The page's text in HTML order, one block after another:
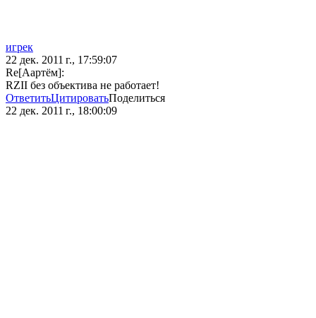
игрек
22 дек. 2011 г., 17:59:07
Re[Аартём]:
RZII без объектива не работает!
ОтветитьЦитироватьПоделиться
22 дек. 2011 г., 18:00:09